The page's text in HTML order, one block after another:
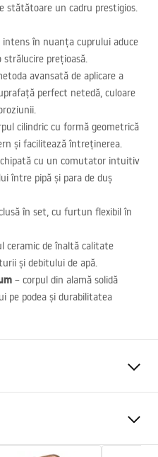
stătătoare un cadru prestigios.
intens în nuanța cuprului aduce
strălucire prețioasă.
avansată de aplicare a
perfect netedă, culoare
cilindric cu formă geometrică
și facilitează întreținerea.
cu un comutator intuitiv
între pipă și para de duș
în set, cu furtun flexibil în
ceramic de înaltă calitate
și debitului de apă.
– corpul din alamă solidă
pe podea și durabilitatea
Cupru